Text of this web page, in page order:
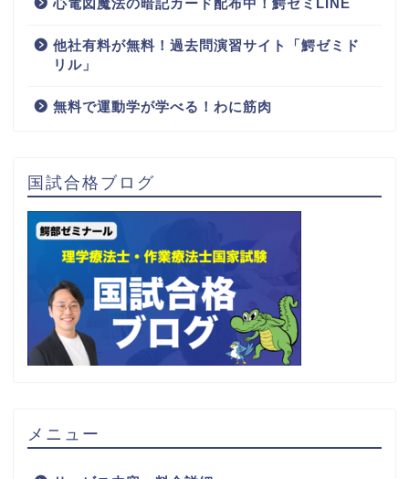
心電図魔法の暗記カード配布中！鰐ゼミLINE
他社有料が無料！過去問演習サイト「鰐ゼミド
リル」
無料で運動学が学べる！わに筋肉
国試合格ブログ
メニュー